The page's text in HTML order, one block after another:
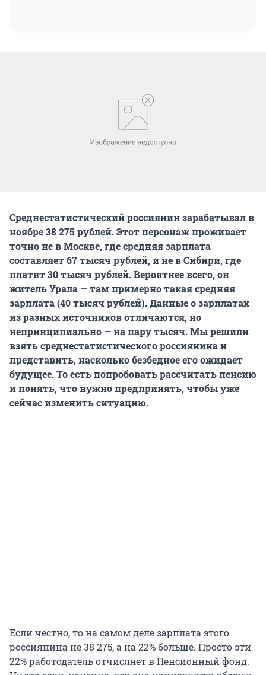
Среднестатистический россиянин зарабатывал в
ноябре 38 275 рублей. Этот персонаж проживает
точно не в Москве, где средняя зарплата
составляет 67 тысяч рублей, и не в Сибири, где
платят 30 тысяч рублей. Вероятнее всего, он
житель Урала — там примерно такая средняя
зарплата (40 тысяч рублей). Данные о зарплатах
из разных источников отличаются, но
непринципиально — на пару тысяч. Мы решили
взять среднестатистического россиянина и
представить, насколько безбедное его ожидает
будущее. То есть попробовать рассчитать пенсию
и понять, что нужно предпринять, чтобы уже
сейчас изменить ситуацию.
Если честно, то на самом деле зарплата этого
россиянина не 38 275, а на 22% больше. Просто эти
22% работодатель отчисляет в Пенсионный фонд.